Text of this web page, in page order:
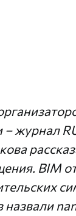
– журнал
BIM